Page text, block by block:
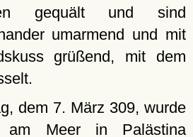
gequält und sind
umarmend und mit
grüßend, mit dem
dem 7. März 309, wurde
am Meer in Palästina